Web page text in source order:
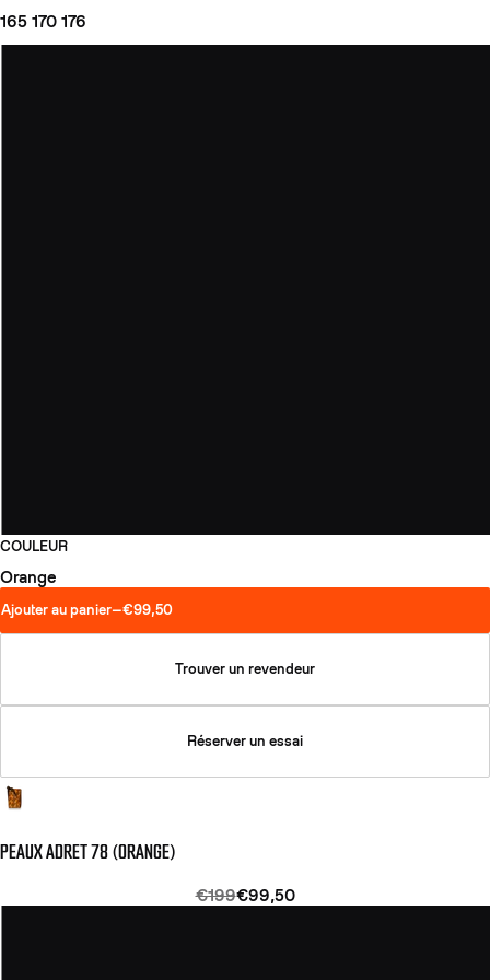
165 170 176
COULEUR
Orange
Ajouter au panier—€99,50
Trouver un revendeur
Réserver un essai
PEAUX ADRET 78 (ORANGE)
€199€99,50